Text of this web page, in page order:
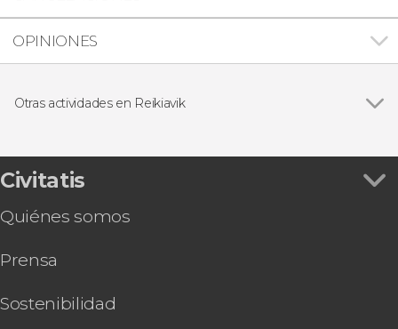
OPINIONES
Otras actividades en Reikiavik
Entrada al Museo Perlan
Transporte de Reikiavik al aeropuerto Keflavik
Transporte del aeropuerto Keflavik a Reikiavik
Autobús turístico de Reikiavik
Civitatis
Quiénes somos
Prensa
Sostenibilidad